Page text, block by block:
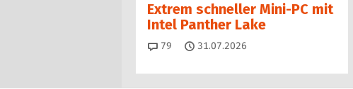
Extrem schneller Mini-PC mit
Intel Panther Lake
79 Kommentare
31.07.2026